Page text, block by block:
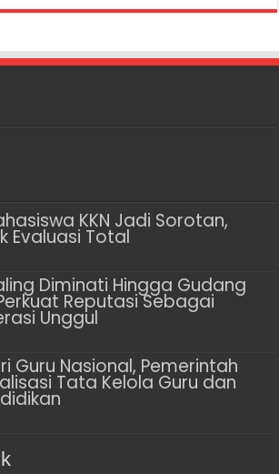
KKN Jadi Sorotan,
Evaluasi Total
Diminati Hingga Gudang
Reputasi Sebagai
Unggul
Guru Nasional, Pemerintah
Tata Kelola Guru dan